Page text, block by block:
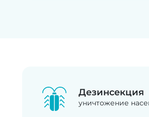
Дезинсекция
уничтожение